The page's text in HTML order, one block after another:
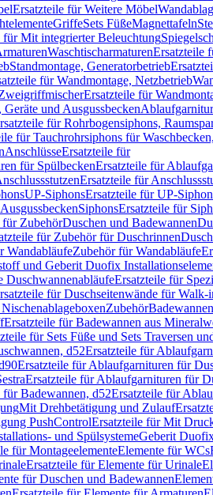
Ersatzteile für Weitere Möbel
GriffeSets FüßeMagnettafeln
für Mit integrierter Beleuchtung
WaschtischarmaturenErsatzteile
Standmontage, Generatorbetrieb
für Wandmontage, Netzbetrieb
Ersatzteile für
und Ausgussbecken
für Rohrbogensiphons,
für Tauchrohrsiphons für
AnschlüsseErsatzteile für
für SpülbeckenErsatzteile für
Ersatzteile für
UP-SiphonsErsatzteile für UP-
SiphonsErsatzteile für
für ZubehörDuschen und Badewannen
für Zubehör für Duschrinnen
WandabläufeZubehör für Wandabläufe
und Geberit Duofix
DuschwannenabläufeErsatzteile für
für Duschseitenwände für Walk-
ZubehörBadewannen
Ersatzteile für Badewannen aus
für Sets Füße und Sets Traversen
d52Ersatzteile für
Ersatzteile für Ablaufgarnituren für
Ersatzteile für Ablaufgarnituren für
Badewannen, d52Ersatzteile für
Mit Drehbetätigung und Zulauf
PushControlErsatzteile für Mit
und SpülsystemeGeberit
für MontageelementeElemente für WCs
Ersatzteile für Elemente für Urinale
für Duschen und Badewannen